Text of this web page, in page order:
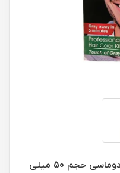
کیت رنگ مو مردانه جو گندمی دوماسی حجم 50 میلی